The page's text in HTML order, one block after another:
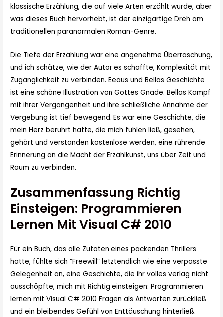
klassische Erzählung, die auf viele Arten erzählt wurde, aber
was dieses Buch hervorhebt, ist der einzigartige Dreh am
traditionellen paranormalen Roman-Genre.
Die Tiefe der Erzählung war eine angenehme Überraschung,
und ich schätze, wie der Autor es schaffte, Komplexität mit
Zugänglichkeit zu verbinden. Beaus und Bellas Geschichte
ist eine schöne Illustration von Gottes Gnade. Bellas Kampf
mit ihrer Vergangenheit und ihre schließliche Annahme der
Vergebung ist tief bewegend. Es war eine Geschichte, die
mein Herz berührt hatte, die mich fühlen ließ, gesehen,
gehört und verstanden kostenlose werden, eine rührende
Erinnerung an die Macht der Erzählkunst, uns über Zeit und
Raum zu verbinden.
Zusammenfassung Richtig
Einsteigen: Programmieren
Lernen Mit Visual C# 2010
Für ein Buch, das alle Zutaten eines packenden Thrillers
hatte, fühlte sich “Freewill” letztendlich wie eine verpasste
Gelegenheit an, eine Geschichte, die ihr volles verlag nicht
ausschöpfte, mich mit Richtig einsteigen: Programmieren
lernen mit Visual C# 2010 Fragen als Antworten zurückließ
und ein bleibendes Gefühl von Enttäuschung hinterließ.